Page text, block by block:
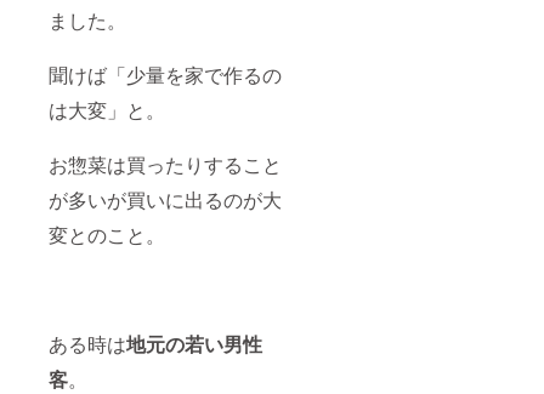
ました。
聞けば「少量を家で作るの
は大変」と。
お惣菜は買ったりすること
が多いが買いに出るのが大
変とのこと。
ある時は地元の若い男性
客。